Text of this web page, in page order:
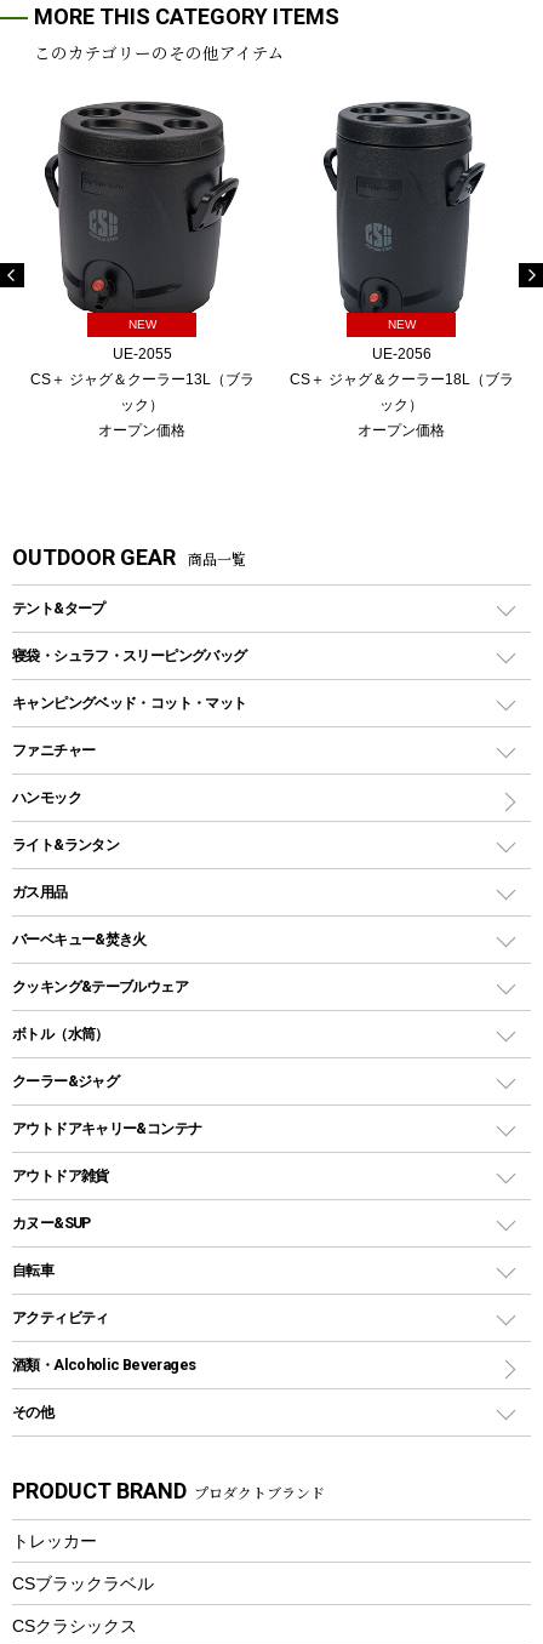
MORE THIS CATEGORY ITEMS
このカテゴリーのその他アイテム
NEW
UE-2055
CS＋ ジャグ＆クーラー13L（ブラ
ック）
オープン価格
NEW
UE-2056
CS＋ ジャグ＆クーラー18L（ブラ
ック）
オープン価格
OUTDOOR GEAR 商品一覧
テント&タープ
テント
ツールームテント
ワンポールテント
シェルターテント
ロッジ型・オリジナルテント
タープ
スクエアタープ（レクタタープ）
メッシュタープ
自立式タープ
パラソル
テントアクセサリー
ペグ
グランドシート
ガイドロープ
ツール
寝袋・シュラフ・スリーピングバッグ
レクタングラー型（封筒型）シュラフ
インナーシュラフ
キャンピングベッド・コット・マット
キャンピングベッド・コット
インフレータブルマット
ファニチャー
アウトドアテーブル
レジャーシート
ハンモック
ライト&ランタン
LEDランタン
ガスランタン
オイルランタン
LEDライト
ヘッドライト
キャンドル
ガス用品
ガスバーナー
ガス缶
ガストーチ、ライター
バーベキュー&焚き火
バーベキューコンロ、グリル
焚き火台タイプ（ロースタイル）グリル
卓上タイプグリル
パーティータイプグリル
鉄板、アミ
焚き火台&ストーブ
火起こし
バーベキューツール
クッキング&テーブルウェア
ダッチオーブン
ホットサンドメーカー
クッカーセット
シェラカップ
クッキングツール
ナイフ
カトラリー
マグカップ、カップ
ステンレスボトル
フードボトル
ボトル（水筒）
ステンレスボトル
コップ付きタイプ
ワンタッチタイプ
プラスチックボトル
ディズニーボトル
クーラー&ジャグ
クーラーボックス
クーラーバッグ
ウォータージャグ
保冷剤
アウトドアキャリー&コンテナ
アウトドアキャリー
アウトドア雑貨
バックパック&バッグ
リュック、バックパック
トートバッグ、サコッシュ
ショッピングキャリー
その他アウトドア雑貨
スプレー関係
ツール、他
カヌー&SUP
インフレータブル
カヤック
パドル
ヘルメット
エアーポンプ
アクセサリー
自転車
折りたたみ自転車
スポーツサイクル
シティサイクル
自転車ウェア
アクティビティ
マリン
ラッシュガード
パラソル
フローティングベスト
ヘルメット
酒類・Alcoholic Beverages
その他
湯たんぽ
防災用品
PRODUCT BRAND プロダクトブランド
トレッカー
CSブラックラベル
CSクラシックス